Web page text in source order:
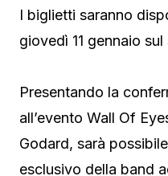
I biglietti saranno
giovedì 11 gennaio
Presentando la
all’evento Wall Of
Godard, sarà
esclusivo della band